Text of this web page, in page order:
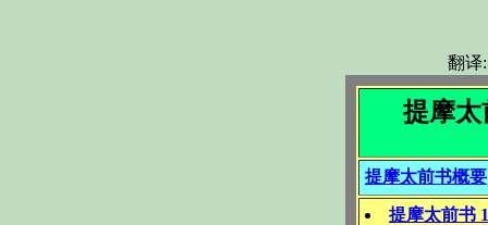
翻
提摩太
提摩太前书概要
提摩太前书